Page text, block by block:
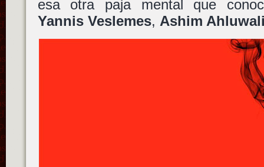
esa otra paja mental que
Yannis Veslemes, Ashim